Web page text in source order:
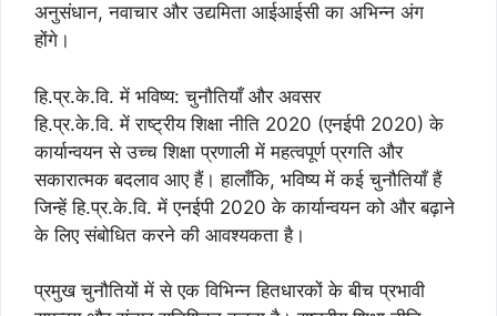
अनुसंधान, नवाचार और उद्यमिता आईआईसी का अभिन्न अंग
होंगे।
हि.प्र.के.वि. में भविष्य: चुनौतियाँ और अवसर
हि.प्र.के.वि. में राष्ट्रीय शिक्षा नीति 2020 (एनईपी 2020) के
कार्यान्वयन से उच्च शिक्षा प्रणाली में महत्वपूर्ण प्रगति और
सकारात्मक बदलाव आए हैं। हालाँकि, भविष्य में कई चुनौतियाँ हैं
जिन्हें हि.प्र.के.वि. में एनईपी 2020 के कार्यान्वयन को और बढ़ाने
के लिए संबोधित करने की आवश्यकता है।
प्रमुख चुनौतियों में से एक विभिन्न हितधारकों के बीच प्रभावी